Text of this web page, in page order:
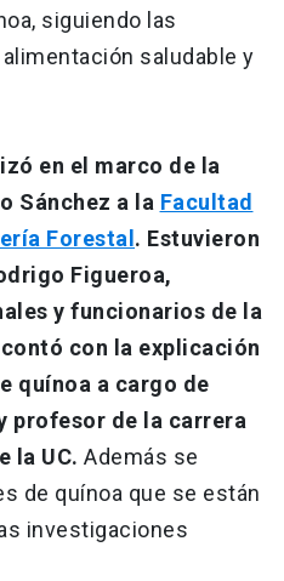
siguiendo las
saludable y
en el marco de la
Sánchez a la Facultad
Forestal . Estuvieron
Figueroa,
y funcionarios de la
con la explicación
quínoa a cargo de
profesor de la carrera
la UC. Además se
de quínoa que se están
investigaciones